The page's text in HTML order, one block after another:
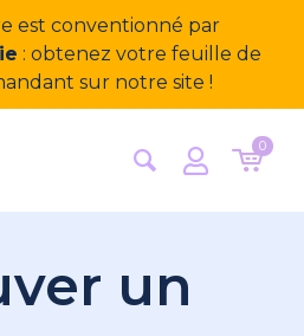
est conventionné par
: obtenez votre feuille de
sur notre site !
0
un